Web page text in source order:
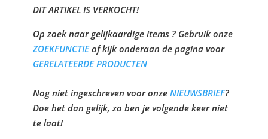
DIT ARTIKEL IS VERKOCHT!
Op zoek naar gelijkaardige items ? Gebruik onze
ZOEKFUNCTIEof kijk onderaan de pagina voor
GERELATEERDE PRODUCTEN
Nog niet ingeschreven voor onze NIEUWSBRIEF?
Doe het dan gelijk, zo ben je volgende keer niet
te laat!